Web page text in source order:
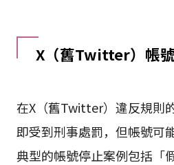
X（舊Twitter）帳
在X（舊Twitter）違反規則
即受到刑事處罰，但帳號可
典型的帳號停止案例包括「